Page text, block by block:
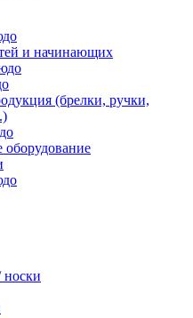
и начинающих
(брелки, ручки,
оборудование
носки